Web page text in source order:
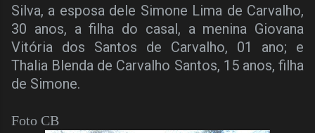
Silva, a esposa dele Simone Lima de Carvalho,
30 anos, a filha do casal, a menina Giovana
Vitória dos Santos de Carvalho, 01 ano; e
Thalia Blenda de Carvalho Santos, 15 anos, filha
de Simone.
Foto CB